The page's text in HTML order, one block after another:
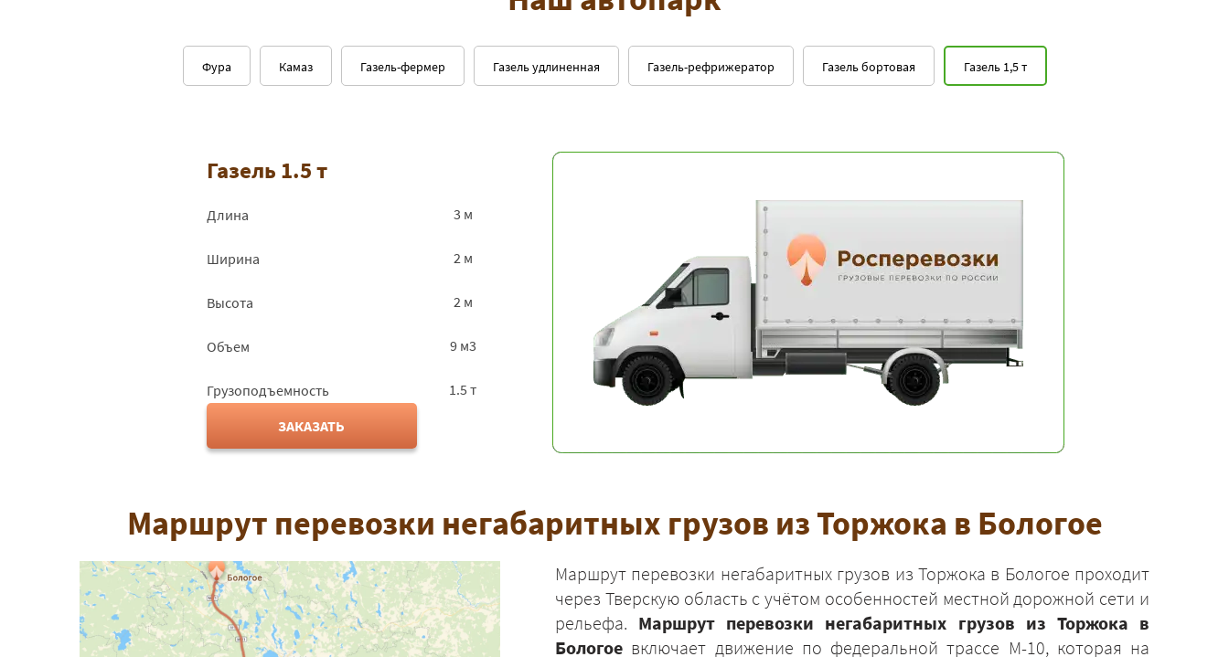
Газель 1,5 т
Газель удлиненная Газель бортовая
Газель-рефрижератор
Газель-фермер
Камаз
Фура
Газель 1.5 т
Длина 3 м
Ширина 2 м
Высота 2 м
Объем 9 м3
Грузоподъемность
1.5 т
ЗАКАЗАТЬ
Маршрут перевозки негабаритных грузов из Торжока в Бологое
Маршрут перевозки негабаритных грузов из Торжока в Бологое проходит
через Тверскую область с учётом особенностей местной дорожной сети и
рельефа. Маршрут перевозки негабаритных грузов из Торжока в
Бологое включает движение по федеральной трассе М-10, которая на